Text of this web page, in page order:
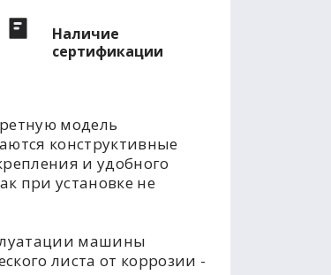
Наличие
сертификации
модель
конструктивные
и удобного
при установке не
машины
листа от коррозии -